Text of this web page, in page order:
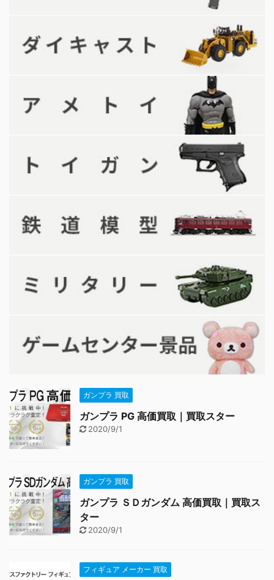
ガンプラ 買取
ガンプラ PG 高価買取｜買取スター
2020/9/1
ガンプラ 買取
ガンプラ ＳＤガンダム 高価買取｜買取ス
ター
2020/9/1
フィギュア メーカー 買取